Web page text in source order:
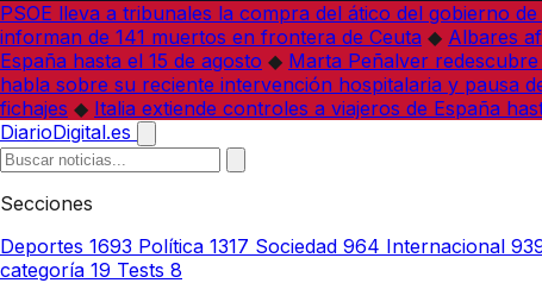
PSOE lleva a tribunales la compra del ático del gobierno
informan de 141 muertos en frontera de Ceuta ◆ Albares
España hasta el 15 de agosto ◆ Marta Peñalver
habla sobre su reciente intervención hospitalaria y pausa
fichajes ◆ Italia extiende controles a viajeros de España
DiarioDigital.es
Secciones
Deportes 1693 Política 1317 Sociedad 964 Internacional
categoría 19 Tests 8